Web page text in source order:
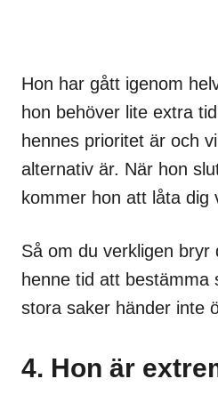
Hon har gått igenom
hon behöver lite extra
hennes prioritet är och
alternativ är. När hon
kommer hon att låta dig
Så om du verkligen bryr
henne tid att bestämma
stora saker händer inte
4. Hon är